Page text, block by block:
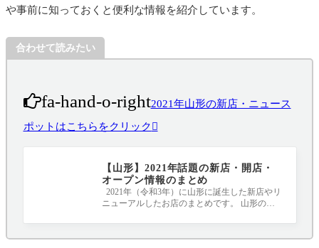
や事前に知っておくと便利な情報を紹介しています。
合わせて読みたい
fa-hand-o-right2021年山形の新店・ニュース
ポットはこちらをクリック
【山形】2021年話題の新店・開店・
オープン情報のまとめ
2021年（令和3年）に山形に誕生した新店やリ
ニューアルしたお店のまとめです。 山形のニ